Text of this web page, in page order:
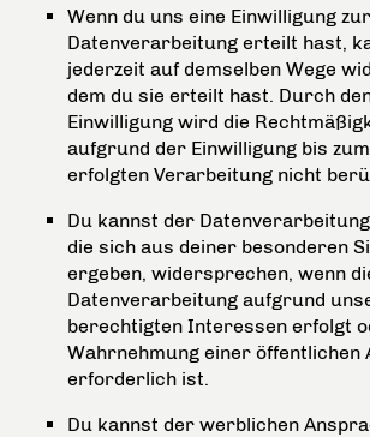
Wenn du uns eine Einwilligung zur
Datenverarbeitung erteilt hast,
jederzeit auf demselben Wege
dem du sie erteilt hast. Durch
Einwilligung wird die
aufgrund der Einwilligung bis
erfolgten Verarbeitung nicht
Du kannst der
die sich aus deiner besonderen
ergeben, widersprechen, wenn
Datenverarbeitung aufgrund
berechtigten Interessen erfolgt
Wahrnehmung einer öffentlichen
erforderlich ist.
Du kannst der werblichen